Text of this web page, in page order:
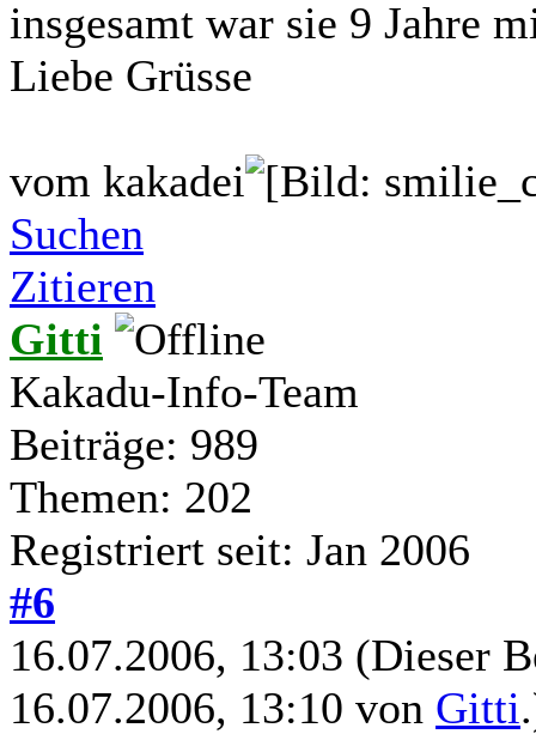
insgesamt war sie 9 Jahre
Liebe Grüsse
vom kakadei
Suchen
Zitieren
Gitti
Kakadu-Info-Team
Beiträge: 989
Themen: 202
Registriert seit: Jan 2006
#6
16.07.2006, 13:03 (Dieser
16.07.2006, 13:10 von Gitti